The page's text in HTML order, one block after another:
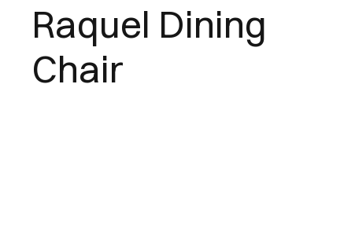
Raquel Dining
Chair